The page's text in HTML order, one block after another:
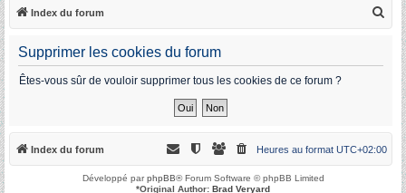
Index du forum
h
Supprimer les cookies du forum
Êtes-vous sûr de vouloir supprimer tous les cookies de ce forum ?
Index du forum Heures au format UTC+02:00
Développé parphpBB® Forum Software © phpBB Limited
*Original Author: Brad Veryard